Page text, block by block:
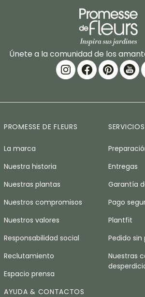
Únete a la comunidad de los
PROMESSE DE FLEURS
La marca
Nuestra historia
Nuestras plantas
Nuestros compromisos
Nuestros valores
Responsabilidad social
Reclutamiento
Espacio prensa
SERVICIOS
Entregas
Garantía
Pago
Plantfit
Pedido
Nuestras
AYUDA & CONTACTOS